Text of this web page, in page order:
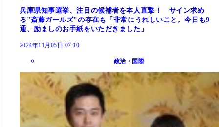
兵庫県知事選挙、注目の候補者を本人直撃！ サイン求め
る"斎藤ガールズ"の存在も「非常にうれしいこと。今日も9
通、励ましのお手紙をいただきました」
2024年11月05日 07:10
政治・国際